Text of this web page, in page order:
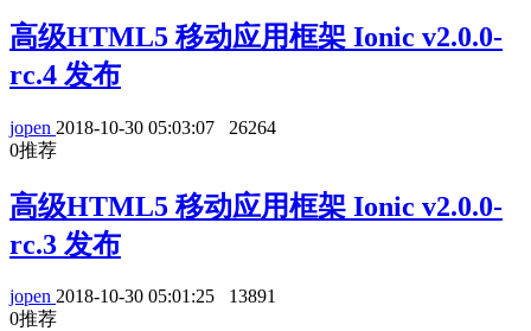
高级HTML5 移动应用框架 Ionic v2.0.0-
rc.4 发布
jopen 2018-10-30 05:03:07
26264
0推荐
高级HTML5 移动应用框架 Ionic v2.0.0-
rc.3 发布
jopen 2018-10-30 05:01:25
13891
0推荐